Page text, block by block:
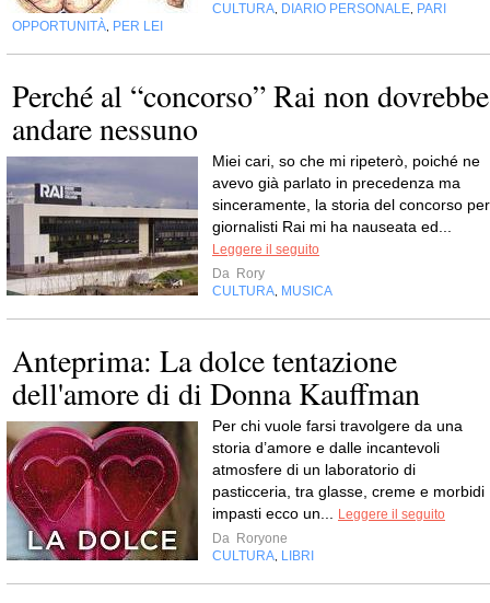
CULTURA DIARIO PERSONALE PARI
OPPORTUNITÀ PER LEI
Perché al “concorso” Rai non dovrebbe
andare nessuno
Miei cari, so che mi ripeterò, poiché ne
avevo già parlato in precedenza ma
sinceramente, la storia del concorso per
giornalisti Rai mi ha nauseata ed...
Leggere il seguito
Da Rory
CULTURA MUSICA
Anteprima: La dolce tentazione
dell'amore di di Donna Kauffman
Per chi vuole farsi travolgere da una
storia d’amore e dalle incantevoli
atmosfere di un laboratorio di
pasticceria, tra glasse, creme e morbidi
impasti ecco un...
Leggere il seguito
Da Roryone
CULTURA LIBRI